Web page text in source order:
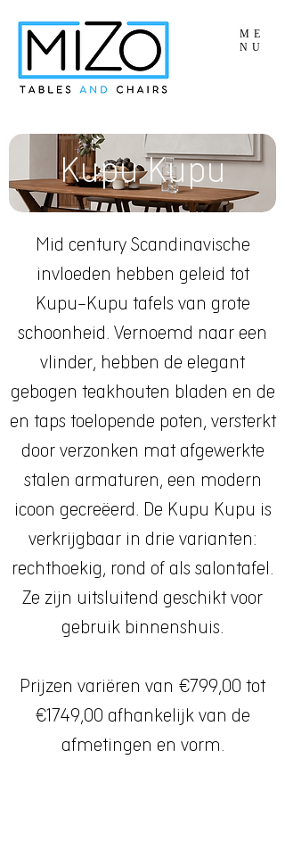
ME
NU
Kupu Kupu
Mid century Scandinavische
invloeden hebben geleid tot
Kupu-Kupu tafels van grote
schoonheid. Vernoemd naar een
vlinder, hebben de elegant
gebogen teakhouten bladen en de
en taps toelopende poten, versterkt
door verzonken mat afgewerkte
stalen armaturen, een modern
icoon gecreëerd. De Kupu Kupu is
verkrijgbaar in drie varianten:
rechthoekig, rond of als salontafel.
Ze zijn uitsluitend geschikt voor
gebruik binnenshuis.
Prijzen variëren van €799,00 tot
€1749,00 afhankelijk van de
afmetingen en vorm.